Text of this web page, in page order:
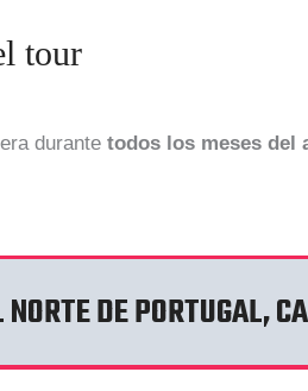
tour
durante todos los meses del
NORTE DE PORTUGAL,